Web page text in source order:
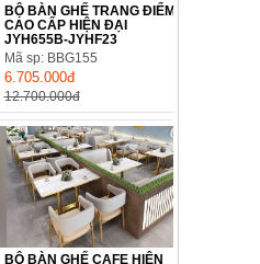
BỘ BÀN GHẾ TRANG ĐIỂM
CAO CẤP HIỆN ĐẠI
JYH655B-JYHF23
Mã sp: BBG155
6.705.000đ
12.700.000đ
BỘ BÀN GHẾ CAFE HIỆN